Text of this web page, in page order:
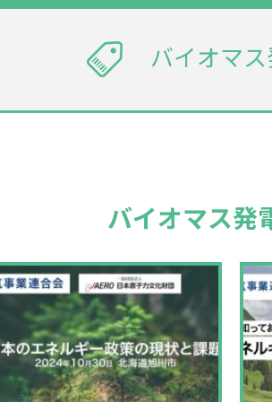
バイオマ
バイオマス発